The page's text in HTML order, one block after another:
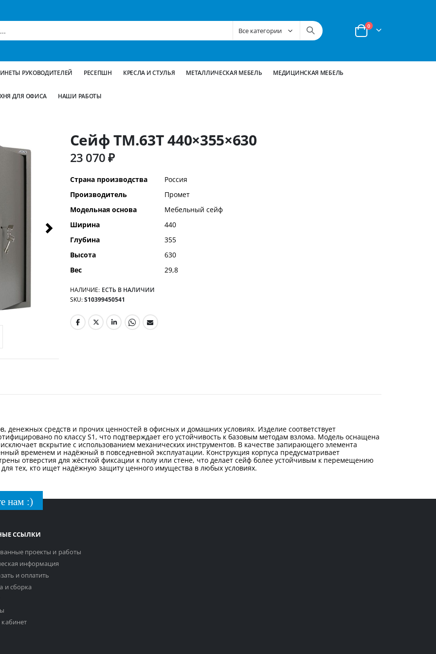
Корзина
0позиции
РУКОВОДИТЕЛЕЙ РЕСЕПШН КРЕСЛА И СТУЛЬЯ МЕТАЛЛИЧЕСКАЯ МЕБЕЛЬ МЕДИЦИНСКАЯ МЕБЕЛЬ
ДЛЯ ОФИСА НАШИ РАБОТЫ
Сейф TM.63Т 440×355×630
23 070 ₽
Дополнительная
информация
Страна производства
Россия
Производитель
Промет
Модельная основа
Мебельный сейф
Ширина
440
Глубина
355
Высота
630
Вес
29,8
НАЛИЧИЕ: ЕСТЬ В НАЛИЧИИ
SKU S10399450541
денежных средств и прочих ценностей в офисных и домашних условиях. Изделие соответствует
по классу S1, что подтверждает его устойчивость к базовым методам взлома. Модель оснащена
вскрытие с использованием механических инструментов. В качестве запирающего элемента
временем и надёжный в повседневной эксплуатации. Конструкция корпуса предусматривает
отверстия для жёсткой фиксации к полу или стене, что делает сейф более устойчивым к перемещению
тех, кто ищет надёжную защиту ценного имущества в любых условиях.
нам :)
ССЫЛКИ
проекты и работы
информация
и оплатить
и сборка